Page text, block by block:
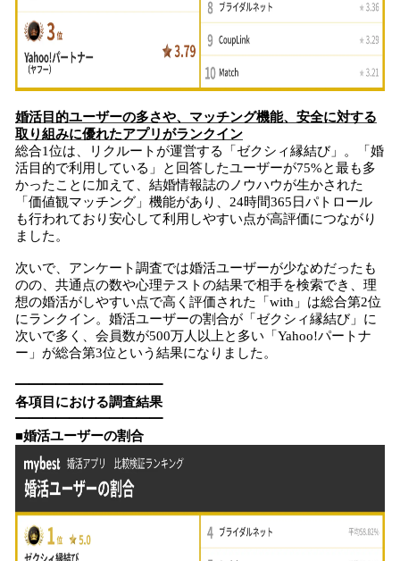
婚活目的ユーザーの多さや、マッチング機能、安全に対する
取り組みに優れたアプリがランクイン
総合1位は、リクルートが運営する「ゼクシィ縁結び」。「婚
活目的で利用している」と回答したユーザーが75%と最も多
かったことに加えて、結婚情報誌のノウハウが生かされた
「価値観マッチング」機能があり、24時間365日パトロール
も行われており安心して利用しやすい点が高評価につながり
ました。
次いで、アンケート調査では婚活ユーザーが少なめだったも
のの、共通点の数や心理テストの結果で相手を検索でき、理
想の婚活がしやすい点で高く評価された「with」は総合第2位
にランクイン。婚活ユーザーの割合が「ゼクシィ縁結び」に
次いで多く、会員数が500万人以上と多い「Yahoo!パートナ
ー」が総合第3位という結果になりました。
​━━━━━━━━━━━
各項目における調査結果
━━━━━━━━━━━
■婚活ユーザーの割合